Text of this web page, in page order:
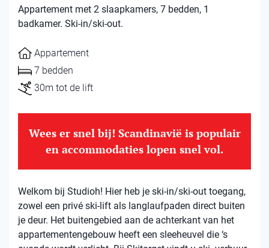
Appartement met 2 slaapkamers, 7 bedden, 1
badkamer. Ski-in/ski-out.
Appartement
7 bedden
30m tot de lift
Wees er snel bij! Scandinavië is populair
en accommodaties lopen snel vol.
Welkom bij Studioh! Hier heb je ski-in/ski-out toegang,
zowel een privé ski-lift als langlaufpaden direct buiten
je deur. Het buitengebied aan de achterkant van het
appartementengebouw heeft een sleeheuvel die ‘s